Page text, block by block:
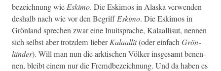
beze­ich­nung wie Eski­mo. Die Eski­mos in Alas­ka ver­wen­den
deshalb nach wie vor den BegriffEski­mo. Die Eski­mos in
Grön­land sprechen zwar eine Inu­it­sprache, Kalaal­lisut, nen­nen
sich selb­st aber trotz­dem lieberKalaal­lit(oder ein­fachGrön­
län­der). Will man nun die ark­tis­chen Völk­er ins­ge­samt benen­
nen, bleibt einem nur die Fremd­beze­ich­nung. Und da haben es